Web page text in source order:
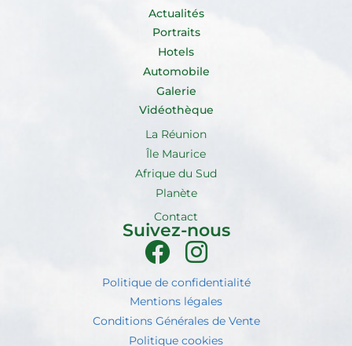
Actualités
Portraits
Hotels
Automobile
Galerie
Vidéothèque
La Réunion
Île Maurice
Afrique du Sud
Planète
Contact
Suivez-nous
Politique de confidentialité
Mentions légales
Conditions Générales de Vente
Politique cookies